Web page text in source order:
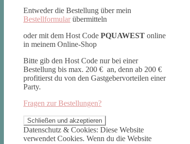
Entweder die Bestellung über mein
Bestellformular übermitteln
oder mit dem Host Code PQUAWEST online
in meinem Online-Shop
Bitte gib den Host Code nur bei einer
Bestellung bis max. 200 € an, denn ab 200 €
profitierst du von den Gastgebervorteilen einer
Party.
Fragen zur Bestellungen?
Datenschutz & Cookies: Diese Website
verwendet Cookies. Wenn du die Website